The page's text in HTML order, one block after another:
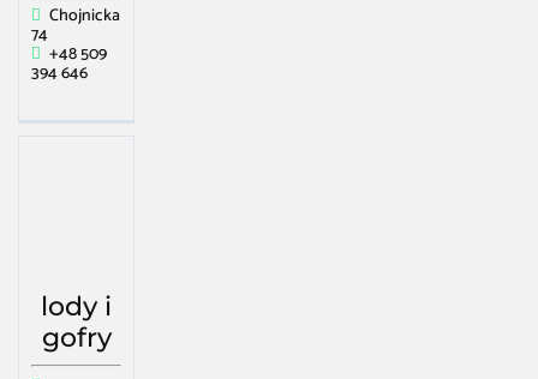
Chojnicka
74
+48 509
394 646
lody i
gofry